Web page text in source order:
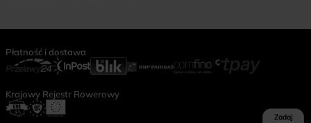
Płatność i dostawa
Krajowy Rejestr Rowerowy
Zadaj